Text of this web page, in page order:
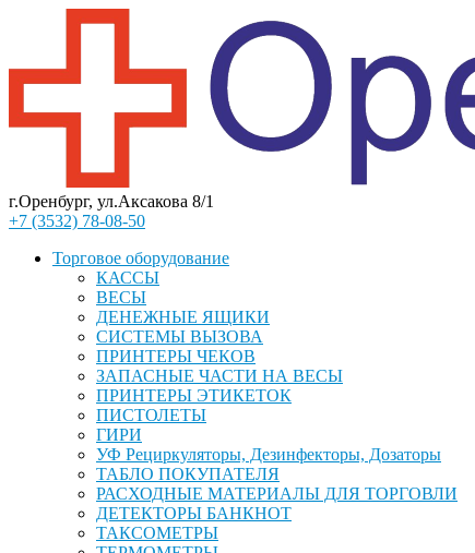
г.Оренбург, ул.Аксакова 8/1
+7 (3532) 78-08-50
Торговое оборудование
КАССЫ
ВЕСЫ
ДЕНЕЖНЫЕ ЯЩИКИ
СИСТЕМЫ ВЫЗОВА
ПРИНТЕРЫ ЧЕКОВ
ЗАПАСНЫЕ ЧАСТИ НА ВЕСЫ
ПРИНТЕРЫ ЭТИКЕТОК
ПИСТОЛЕТЫ
ГИРИ
УФ Рециркуляторы, Дезинфекторы, Дозаторы
ТАБЛО ПОКУПАТЕЛЯ
РАСХОДНЫЕ МАТЕРИАЛЫ ДЛЯ ТОРГОВЛИ
ДЕТЕКТОРЫ БАНКНОТ
ТАКСОМЕТРЫ